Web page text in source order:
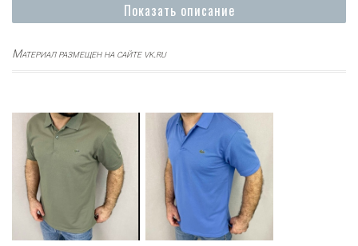
Показать описание
Материал размещен на сайте vk.ru